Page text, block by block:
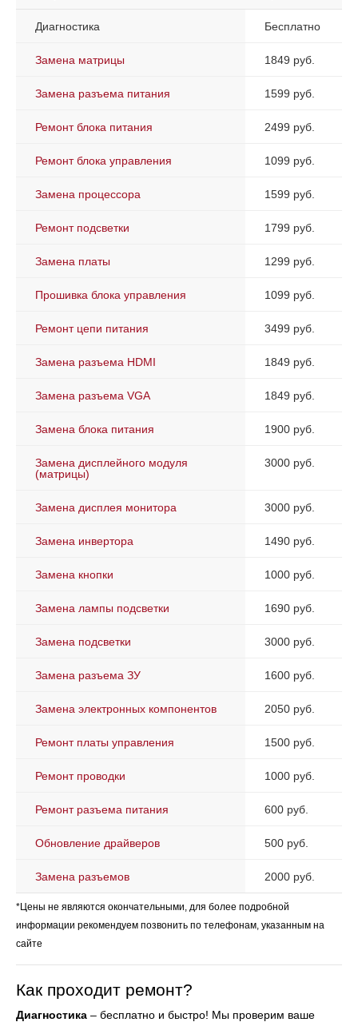
Диагностика Бесплатно
Замена матрицы 1849 руб.
Замена разъема питания 1599 руб.
Ремонт блока питания 2499 руб.
Ремонт блока управления 1099 руб.
Замена процессора 1599 руб.
Ремонт подсветки 1799 руб.
Замена платы 1299 руб.
Прошивка блока управления 1099 руб.
Ремонт цепи питания 3499 руб.
Замена разъема HDMI 1849 руб.
Замена разъема VGA 1849 руб.
Замена блока питания 1900 руб.
Замена дисплейного модуля
(матрицы)
3000 руб.
Замена дисплея монитора 3000 руб.
Замена инвертора 1490 руб.
Замена кнопки 1000 руб.
Замена лампы подсветки 1690 руб.
Замена подсветки 3000 руб.
Замена разъема ЗУ 1600 руб.
Замена электронных компонентов 2050 руб.
Ремонт платы управления 1500 руб.
Ремонт проводки 1000 руб.
Ремонт разъема питания 600 руб.
Обновление драйверов 500 руб.
Замена разъемов 2000 руб.
*Цены не являются окончательными, для более подробной
информации рекомендуем позвонить по телефонам, указанным на
сайте
Как проходит ремонт?
Диагностика – бесплатно и быстро! Мы проверим ваше